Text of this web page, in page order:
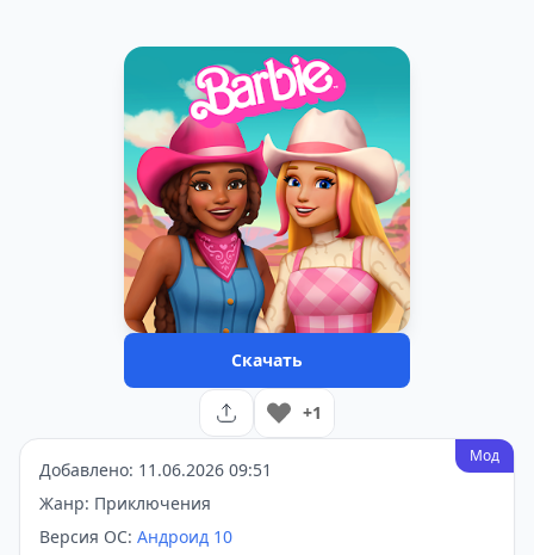
Скачать
+1
Мод
Добавлено: 11.06.2026 09:51
Жанр: Приключения
Версия ОС: Андроид 10